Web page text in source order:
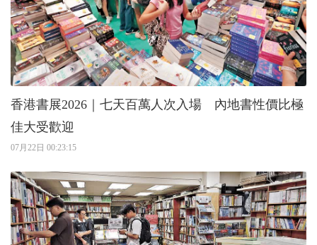
香港書展2026｜七天百萬人次入場 內地書性價比極
佳大受歡迎
07月22日 00:23:15